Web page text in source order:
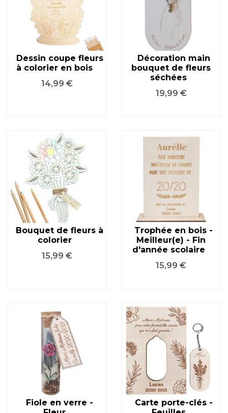
Dessin coupe fleurs
à colorier en bois
Prix
14,99 €
Décoration main
bouquet de fleurs
séchées
Prix
19,99 €
Bouquet de fleurs à
colorier
Prix
15,99 €
Trophée en bois -
Meilleur(e) - Fin
d'année scolaire
Prix
15,99 €
Fiole en verre -
Carte porte-clés -